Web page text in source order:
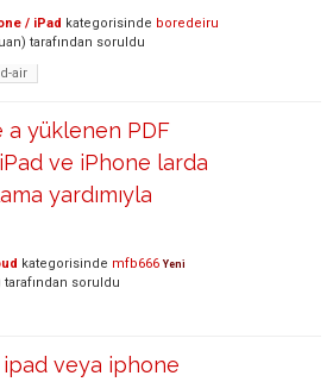
/ iPad kategorisinde boredeiru
tarafından soruldu
air
a yüklenen PDF
iPad ve iPhone larda
yardımıyla
kategorisinde mfb666 Yeni
tarafından soruldu
veya iphone